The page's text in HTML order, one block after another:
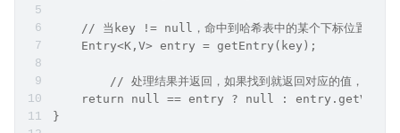
// 当key != null，命中到哈希表中的某个下标位置后，
    Entry<K,V> entry = getEntry(key);
// 处理结果并返回，如果找到就返回对应的值，如果
return null == entry ? null :
}